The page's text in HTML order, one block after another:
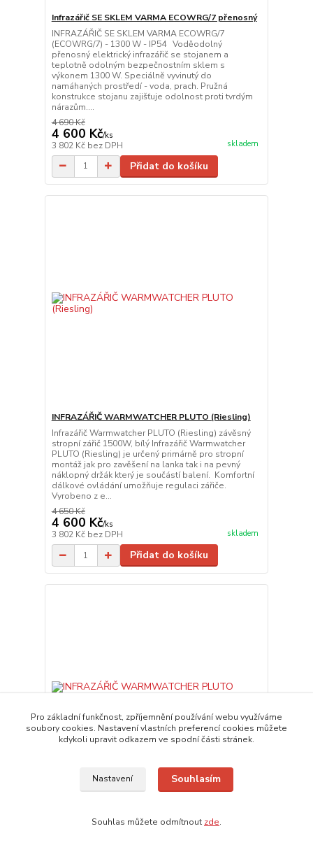
Infrazářič SE SKLEM VARMA ECOWRG/7 přenosný
INFRAZÁŘIČ SE SKLEM VARMA ECOWRG/7
(ECOWRG/7) - 1300 W - IP54 Voděodolný
přenosný elektrický infrazářič se stojanem a
teplotně odolným bezpečnostním sklem s
výkonem 1300 W. Speciálně vyvinutý do
namáhaných prostředí - voda, prach. Pružná
konstrukce stojanu zajišťuje odolnost proti tvrdým
nárazům....
4 690 Kč
4 600 Kč/ks
3 802 Kč bez DPH skladem
Přidat do košíku
INFRAZÁŘIČ WARMWATCHER PLUTO (Riesling)
Infrazářič Warmwatcher PLUTO (Riesling) závěsný
stropní zářič 1500W, bílý Infrazářič Warmwatcher
PLUTO (Riesling) je určený primárně pro stropní
montáž jak pro zavěšení na lanka tak i na pevný
náklopný držák který je součástí balení. Komfortní
dálkové ovládání umožňuje regulaci zářiče.
Vyrobeno z e...
4 650 Kč
4 600 Kč/ks
3 802 Kč bez DPH skladem
Přidat do košíku
INFRAZÁŘIČ WARMWATCHER PLUTO (Riesling)
Pro základní funkčnost, zpříjemnění používání webu využíváme
soubory cookies. Nastavení vlastních preferencí cookies můžete
kdykoli upravit odkazem ve spodní části stránek.
Nastavení Souhlasím
Souhlas můžete odmítnout zde.